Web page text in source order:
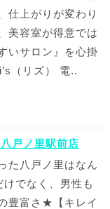
仕上がりが変わり
美容室が得意では
いサロン』を心掛
（リズ） 電..
戸ノ里駅前店
た八戸ノ里はなん
でなく、男性も
豊富さ★【キレイ